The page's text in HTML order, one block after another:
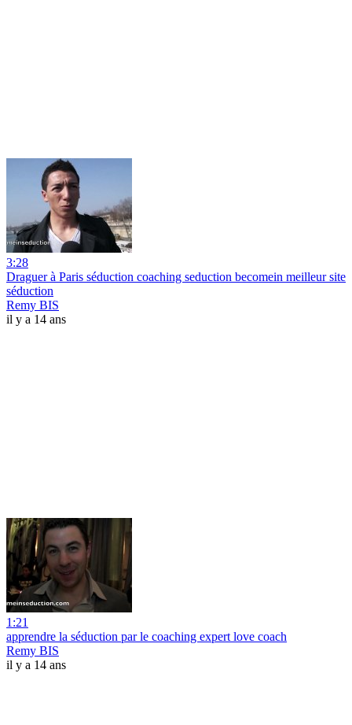
3:28
Draguer à Paris séduction coaching seduction becomein meilleur site
séduction
Remy BIS
il y a 14 ans
1:21
apprendre la séduction par le coaching expert love coach
Remy BIS
il y a 14 ans